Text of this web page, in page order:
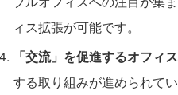
ィス拡張が可能です。
「交流」を促進するオフィ
する取り組みが進められて